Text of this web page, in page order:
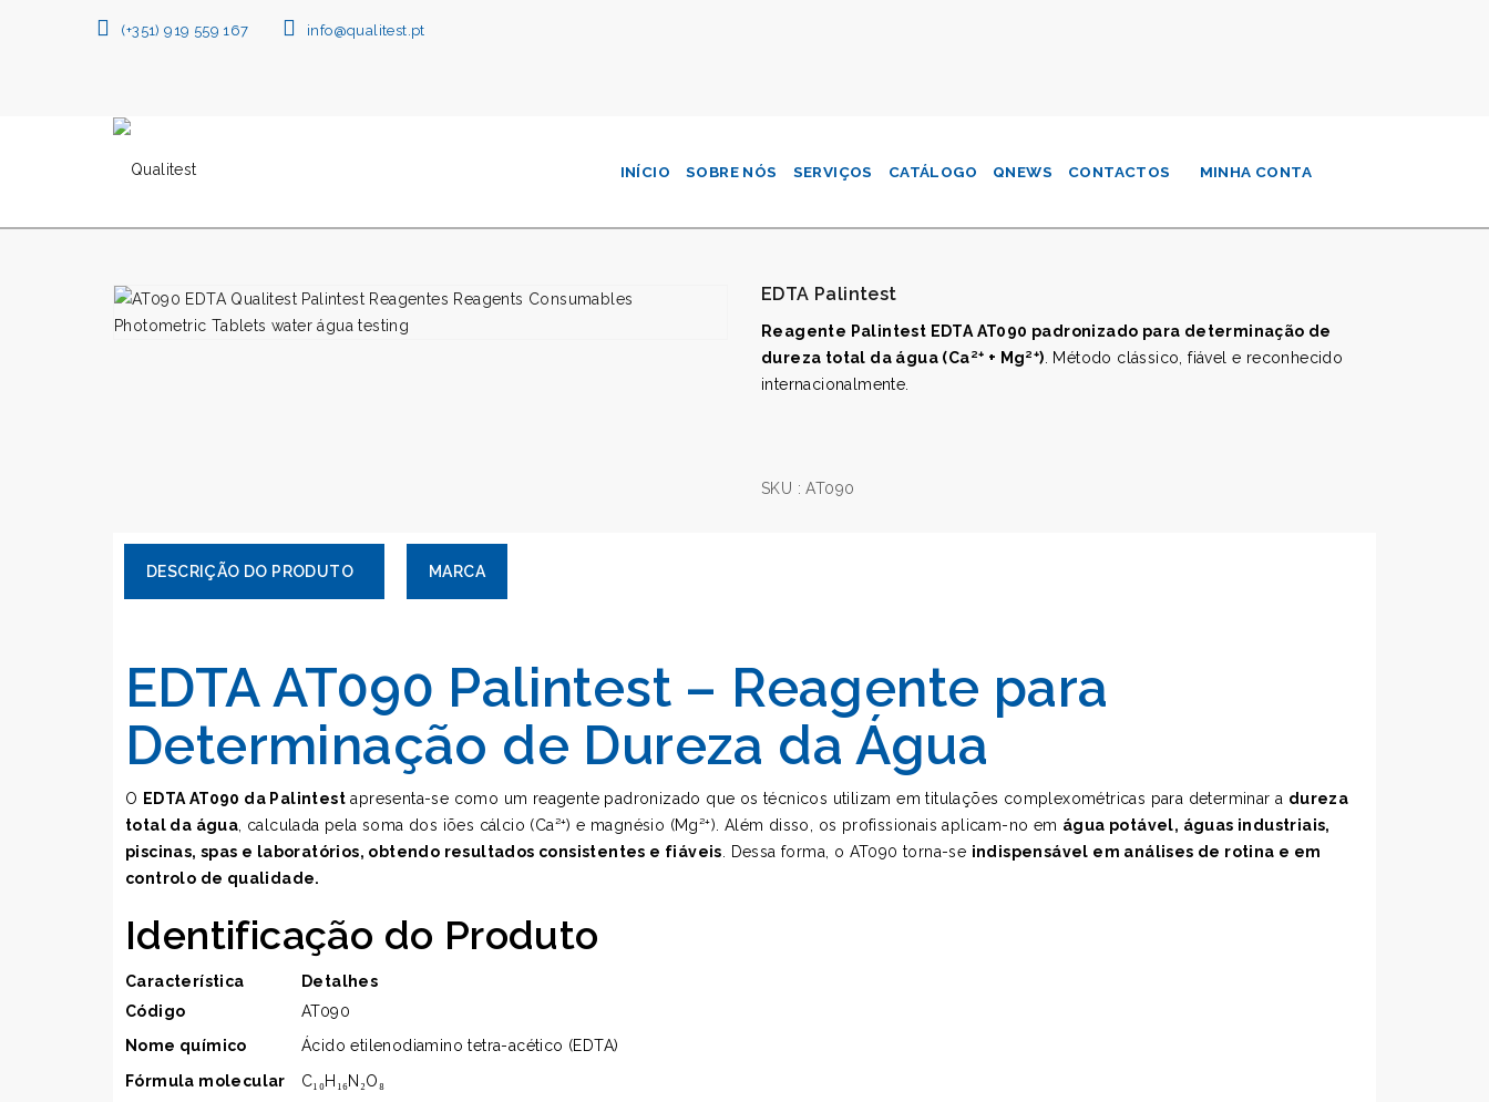
(+351) 919 559 167 info@qualitest.pt
INÍCIO SOBRE NÓS SERVIÇOS CATÁLOGO QNEWS CONTACTOS MINHA CONTA
EDTA Palintest
Reagente Palintest EDTA AT090 padronizado para determinação de
dureza total da água (Ca²⁺ + Mg²⁺) . Método clássico, fiável e reconhecido
internacionalmente.
SKU :AT090
MARCA
EDTA AT090 Palintest – Reagente para
Determinação de Dureza da Água
O EDTA AT090 da Palintest apresenta-se como um reagente padronizado que os técnicos utilizam em titulações complexométricas para determinar a dureza
total da água , calculada pela soma dos iões cálcio (Ca²⁺) e magnésio (Mg²⁺). Além disso, os profissionais aplicam-no em água potável, águas industriais,
piscinas, spas e laboratórios, obtendo resultados consistentes e fiáveis . Dessa forma, o AT090 torna-se indispensável em análises de rotina e em
controlo de qualidade.
Identificação do Produto
Característica
Detalhes
Código
AT090
Nome químico
Ácido etilenodiamino tetra-acético (EDTA)
Fórmula molecular
C₁₀H₁₆N₂O₈